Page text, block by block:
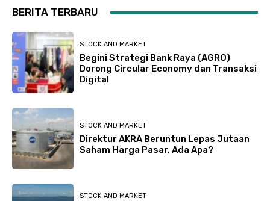
BERITA TERBARU
STOCK AND MARKET
Begini Strategi Bank Raya (AGRO)
Dorong Circular Economy dan Transaksi
Digital
STOCK AND MARKET
Direktur AKRA Beruntun Lepas Jutaan
Saham Harga Pasar, Ada Apa?
STOCK AND MARKET